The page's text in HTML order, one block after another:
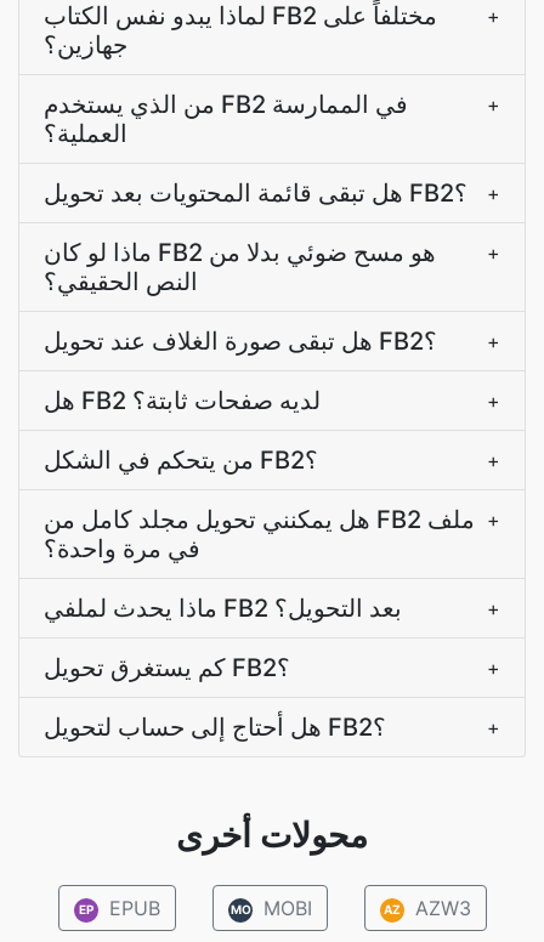
لماذا يبدو نفس الكتاب FB2 مختلفاً على
جهازين؟
+
من الذي يستخدم FB2 في الممارسة
العملية؟
+
هل تبقى قائمة المحتويات بعد تحويل FB2؟ +
ماذا لو كان FB2 هو مسح ضوئي بدلا من
النص الحقيقي؟
+
هل تبقى صورة الغلاف عند تحويل FB2؟ +
هل FB2 لديه صفحات ثابتة؟ +
من يتحكم في الشكل FB2؟ +
هل يمكنني تحويل مجلد كامل من FB2 ملف
في مرة واحدة؟
+
ماذا يحدث لملفي FB2 بعد التحويل؟ +
كم يستغرق تحويل FB2؟ +
هل أحتاج إلى حساب لتحويل FB2؟ +
محولات أخرى
EP EPUB MO MOBI AZ AZW3